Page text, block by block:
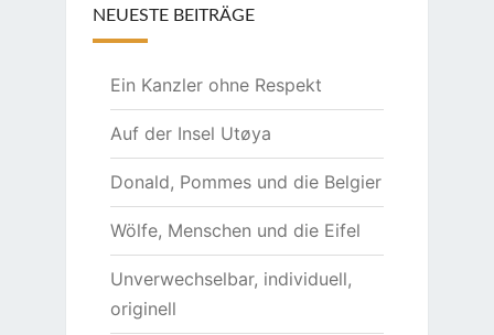
NEUESTE BEITRÄGE
Ein Kanzler ohne Respekt
Auf der Insel Utøya
Donald, Pommes und die Belgier
Wölfe, Menschen und die Eifel
Unverwechselbar, individuell,
originell